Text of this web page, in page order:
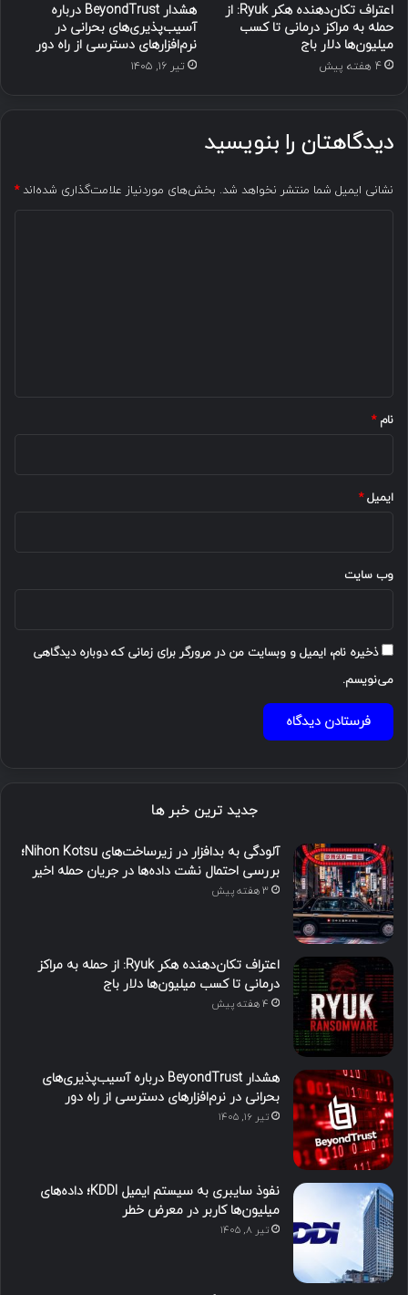
اعتراف تکان‌دهنده هکر Ryuk: از
حمله به مراکز درمانی تا کسب
میلیون‌ها دلار باج
4 هفته پیش
هشدار BeyondTrust درباره
آسیب‌پذیری‌های بحرانی در
نرم‌افزارهای دسترسی از راه دور
تیر ۱۶, ۱۴۰۵
دیدگاهتان را بنویسید
نشانی ایمیل شما منتشر نخواهد شد. بخش‌های موردنیاز علامت‌گذاری شده‌اند*
نام*
ایمیل*
وب‌ سایت
ذخیره نام، ایمیل و وبسایت من در مرورگر برای زمانی که دوباره دیدگاهی
می‌نویسم.
جدید ترین خبر ها
آلودگی به بدافزار در زیرساخت‌های Nihon Kotsu؛
بررسی احتمال نشت داده‌ها در جریان حمله اخیر
3 هفته پیش
اعتراف تکان‌دهنده هکر Ryuk: از حمله به مراکز
درمانی تا کسب میلیون‌ها دلار باج
4 هفته پیش
هشدار BeyondTrust درباره آسیب‌پذیری‌های
بحرانی در نرم‌افزارهای دسترسی از راه دور
تیر ۱۶, ۱۴۰۵
نفوذ سایبری به سیستم ایمیل KDDI؛ داده‌های
میلیون‌ها کاربر در معرض خطر
تیر ۸, ۱۴۰۵